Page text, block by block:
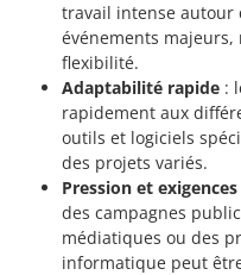
travail intense autour
événements
flexibilité.
Adaptabilité rapide :
rapidement aux
outils et logiciels
des projets variés.
Pression et
des campagnes
médiatiques ou des
informatique peut